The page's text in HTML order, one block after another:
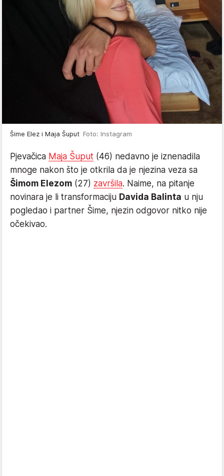
Šime Elez i Maja Šuput Foto: Instagram
Pjevačica Maja Šuput (46) nedavno je iznenadila
mnoge nakon što je otkrila da je njezina veza sa
Šimom Elezom (27) završila. Naime, na pitanje
novinara je li transformaciju Davida Balinta u nju
pogledao i partner Šime, njezin odgovor nitko nije
očekivao.